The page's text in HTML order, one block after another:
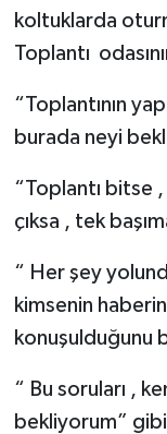
koltuklarda
Toplantı
“Toplantının
burada neyi
“Toplantı bitse
çıksa , tek
“ Her şey
kimsenin
konuşulduğunu
“ Bu soruları ,
bekliyorum”